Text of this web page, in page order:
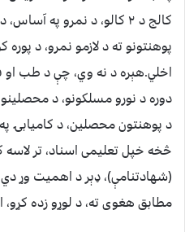
کالج د ۲ کالو، د نمرو په
پوهنتونو ته د لازمو نمرو، د
اخلي.هېره د نه وي، چې د طب او
دوره د نورو مسلکونو، د
د پوهنتون محصلین، د کامیابۍ
څخه خپل تعلیمی اسناد، تر
(شهادتنامې)، ډېر د اهمیت وړ
مطابق هغوی ته، د لوړو زده کړو،